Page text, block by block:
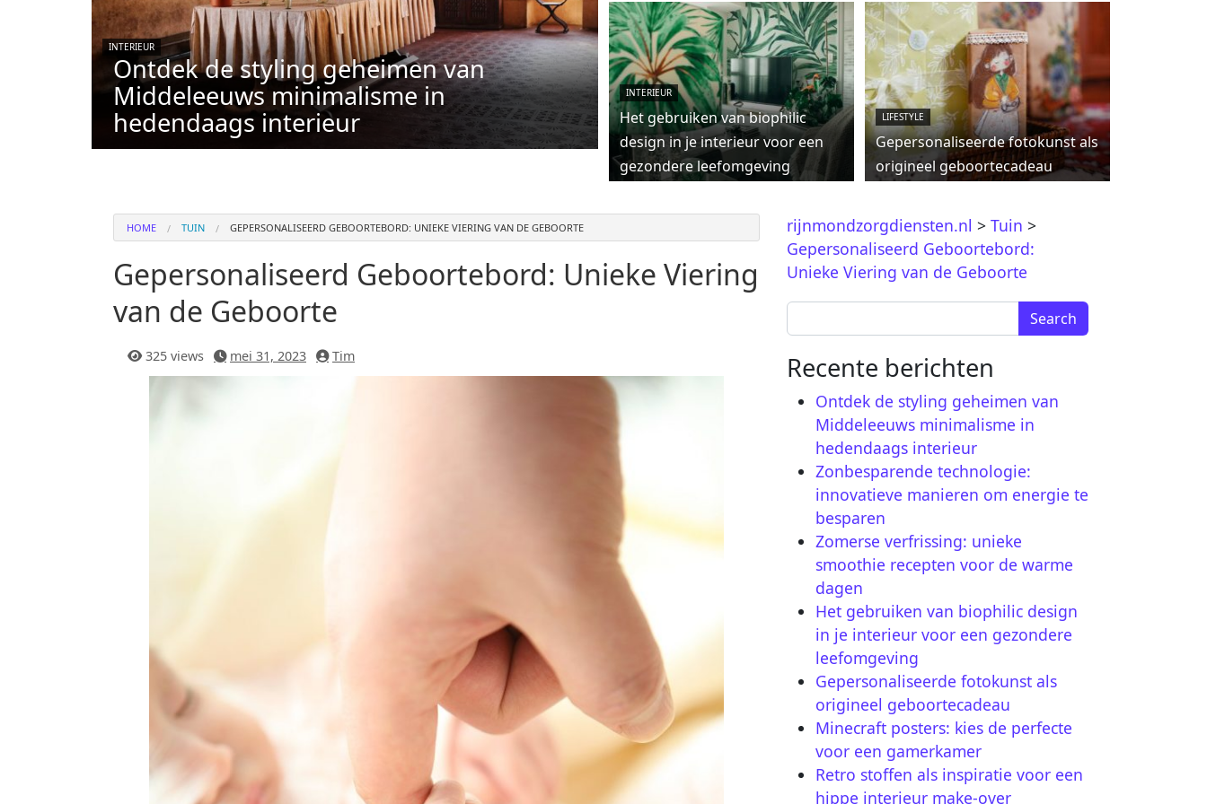
INTERIEUR
Ontdek de styling geheimen van
Middeleeuws minimalisme in
hedendaags interieur
INTERIEUR
Het gebruiken van biophilic
design in je interieur voor een
gezondere leefomgeving
LIFESTYLE
Gepersonaliseerde fotokunst als
origineel geboortecadeau
HOME TUIN GEPERSONALISEERD GEBOORTEBORD: UNIEKE VIERING VAN DE GEBOORTE
Gepersonaliseerd Geboortebord: Unieke Viering
van de Geboorte
325 views mei 31, 2023 Tim
rijnmondzorgdiensten.nl > Tuin >
Gepersonaliseerd Geboortebord:
Unieke Viering van de Geboorte
Search for:
Recente berichten
Ontdek de styling geheimen van
Middeleeuws minimalisme in
hedendaags interieur
Zonbesparende technologie:
innovatieve manieren om energie te
besparen
Zomerse verfrissing: unieke
smoothie recepten voor de warme
dagen
Het gebruiken van biophilic design
in je interieur voor een gezondere
leefomgeving
Gepersonaliseerde fotokunst als
origineel geboortecadeau
Minecraft posters: kies de perfecte
voor een gamerkamer
Retro stoffen als inspiratie voor een
hippe interieur make-over